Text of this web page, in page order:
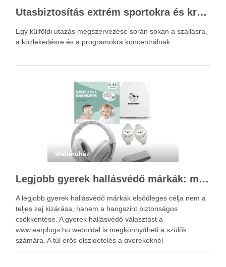
Utasbiztosítás extrém sportokra és krónikus betegségek esetén: mire figyelj utazás előtt?
Egy külföldi utazás megszervezése során sokan a szállásra,
a közlekedésre és a programokra koncentrálnak.
Webáruház
Legjobb gyerek hallásvédő márkák: mire figyeljenek a szülők választáskor?
A legjobb gyerek hallásvédő márkák elsődleges célja nem a
teljes zaj kizárása, hanem a hangszint biztonságos
csökkentése. A gyerek hallásvédő választást a
www.earplugs.hu weboldal is megkönnyítheti a szülők
számára. A túl erős elszigetelés a gyerekeknél
kényelmetlenséget, félelmet vagy dezorientáltságot is